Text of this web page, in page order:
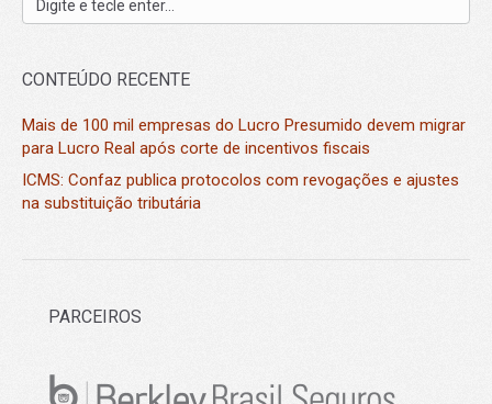
CONTEÚDO RECENTE
Mais de 100 mil empresas do Lucro Presumido devem migrar
para Lucro Real após corte de incentivos fiscais
ICMS: Confaz publica protocolos com revogações e ajustes
na substituição tributária
PARCEIROS